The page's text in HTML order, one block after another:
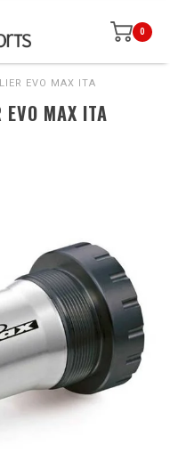
0
EVO MAX ITA
EVO MAX ITA